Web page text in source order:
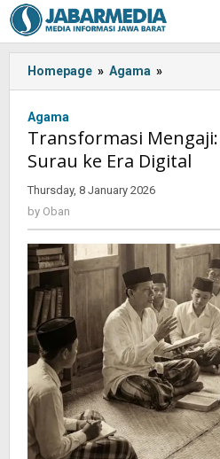
Skip
to
content
Homepage » Agama »
Mengaji:
Surau
ke
Agama
Transformasi
Surau ke Era Digital
Thursday, 8 January 2026
by Oban